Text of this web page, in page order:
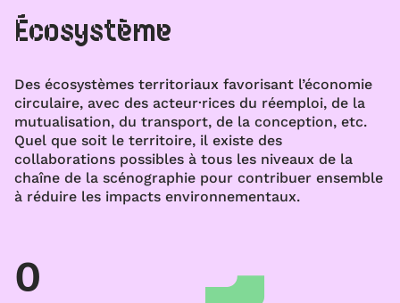
Écosystème
Des écosystèmes territoriaux favorisant l’économie
circulaire, avec des acteur·rices du réemploi, de la
mutualisation, du transport, de la conception, etc.
Quel que soit le territoire, il existe des
collaborations possibles à tous les niveaux de la
chaîne de la scénographie pour contribuer ensemble
à réduire les impacts environnementaux.
0